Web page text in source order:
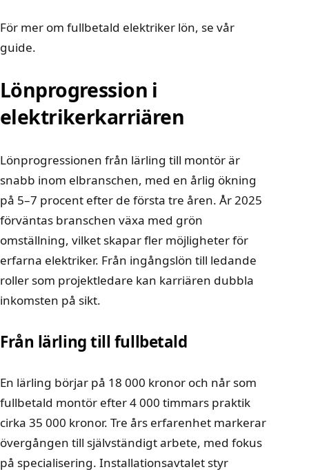
För mer om fullbetald elektriker lön, se vår
guide.
Lönprogression i
elektrikerkarriären
Lönprogressionen från lärling till montör är
snabb inom elbranschen, med en årlig ökning
på 5–7 procent efter de första tre åren. År 2025
förväntas branschen växa med grön
omställning, vilket skapar fler möjligheter för
erfarna elektriker. Från ingångslön till ledande
roller som projektledare kan karriären dubbla
inkomsten på sikt.
Från lärling till fullbetald
En lärling börjar på 18 000 kronor och når som
fullbetald montör efter 4 000 timmars praktik
cirka 35 000 kronor. Tre års erfarenhet markerar
övergången till självständigt arbete, med fokus
på specialisering. Installationsavtalet styr